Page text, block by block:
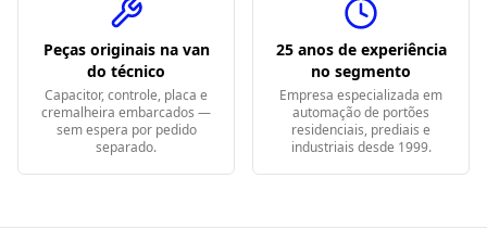
Peças originais na van
do técnico
Capacitor, controle, placa e
cremalheira embarcados —
sem espera por pedido
separado.
25 anos de experiência
no segmento
Empresa especializada em
automação de portões
residenciais, prediais e
industriais desde 1999.